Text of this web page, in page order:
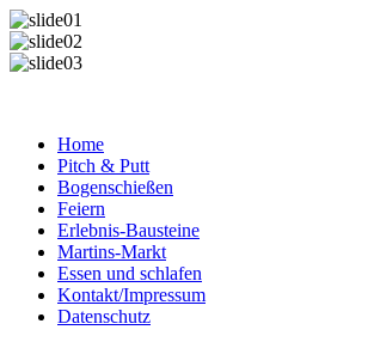
Home
Pitch & Putt
Bogenschießen
Feiern
Erlebnis-Bausteine
Martins-Markt
Essen und schlafen
Kontakt/Impressum
Datenschutz